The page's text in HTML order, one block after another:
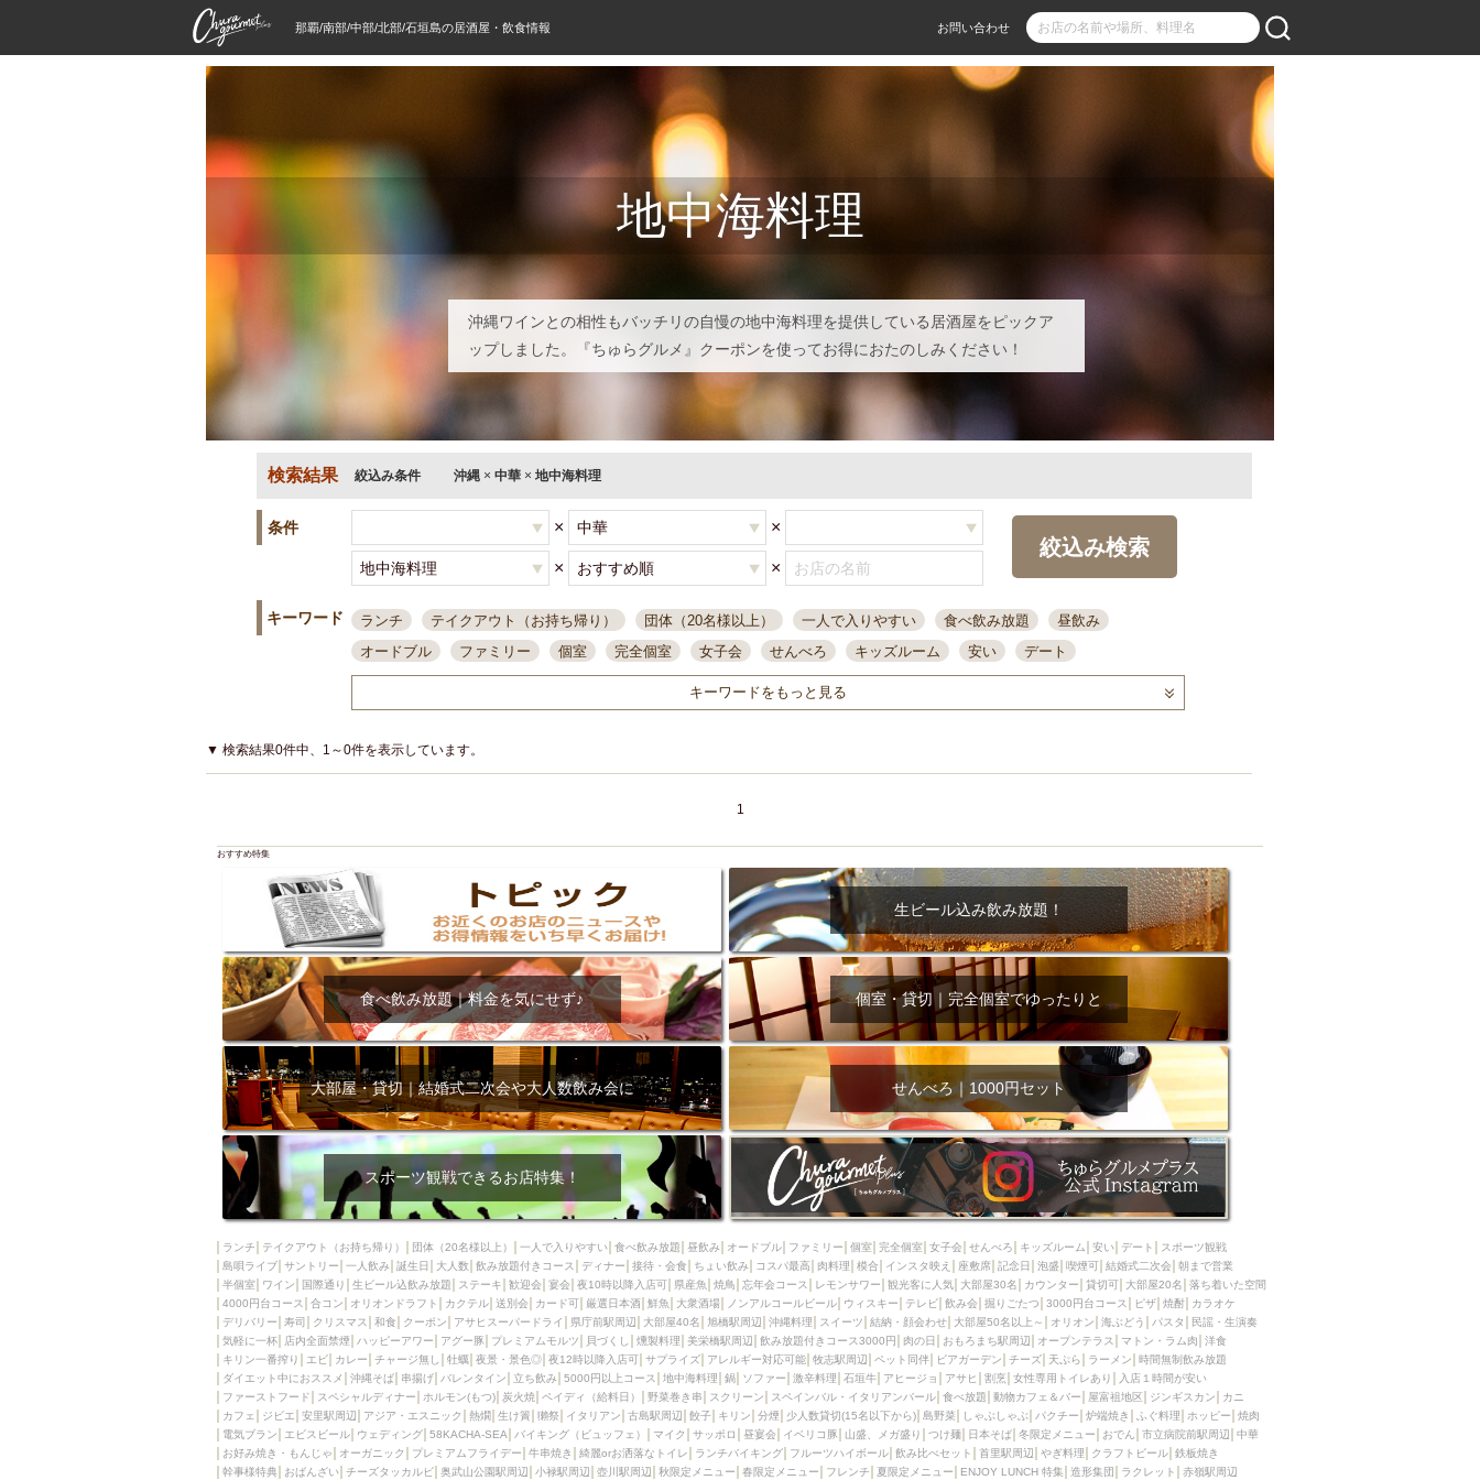
那覇/南部/中部/北部/石垣島の居酒屋・飲食情報 お問い合わせ
地中海料理
沖縄ワインとの相性もバッチリの自慢の地中海料理を提供している居酒屋をピックア
ップしました。『ちゅらグルメ』クーポンを使ってお得におたのしみください！
検索結果 絞込み条件 沖縄 × 中華 × 地中海料理
条件 × ×
× ×
絞込み検索
キーワード ランチ テイクアウト（お持ち帰り） 団体（20名様以上） 一人で入りやすい 食べ飲み放題
昼飲み
オードブル
ファミリー 個室 完全個室 女子会 せんべろ キッズルーム 安い
デート
一人飲み 誕生日 大人数
接待・会食
ちょい飲み コスパ最高 肉料理 模合 インスタ映え 座敷席 記念日 泡盛
喫煙可
結婚式二次会
夜10時以降入店可
県産魚 焼鳥 忘年会コース レモンサワー 観光客に人気 大部屋30名
カウンター
4000円台コース
デリバリー 寿司 クリスマス 和食
クーポン
アサヒスーパードライ
県庁前駅周辺 旭橋駅周辺 沖縄料理 スイーツ
結納・顔会わせ
大部屋50名以上～
オリオン 海ぶどう 民謡・生演奏 気軽に一杯
店内全面禁煙
ハッピーアワー
アグー豚 プレミアムモルツ 貝づくし 燻製料理
美栄橋駅周辺
飲み放題付きコース3000円
肉の日 おもろまち駅周辺 オープンテラス マトン・ラム肉
洋食
キリン一番搾り
エビ カレー チャージ無し 牡蠣 夜景・景色◎ 夜12時以降入店可
サプライズ
アレルギー対応可能
牧志駅周辺 ペット同伴 ビアガーデン 天ぷら
時間無制飲み放題
ダイエット中におススメ
沖縄そば 串揚げ バレンタイン 立ち飲み 5000円以上コース 地中海料理
鍋
ソファー
激辛料理 石垣牛 アヒージョ アサヒ 割烹 女性専用トイレあり
入店１時間が安い
ファーストフード
スペシャルディナー ホルモン(もつ) 炭火焼 ペイディ（給料日）
野菜巻き串
スクリーン
スペインバル・イタリアンバール 食べ放題 動物カフェ＆バー 屋富祖地区
ジンギスカン
カニ
カフェ ジビエ 安里駅周辺 アジア・エスニック 熱燗 生け簀 獺祭 イタリアン
古島駅周辺
分煙 少人数貸切(15名以下から) しゃぶしゃぶ パクチー 炉端焼き
ふぐ料理
ホッピー
焼肉 電気ブラン エビスビール ウェディング 58KACHA-SEA
バイキング（ビュッフェ）
マイク
サッポロ 昼宴会 イベリコ豚 山盛、メガ盛り つけ麺 日本そば 冬限定メニュー
おでん
市立病院前駅周辺
中華 お好み焼き・もんじゃ オーガニック プレミアムフライデー
牛串焼き
綺麗orお洒落なトイレ
ランチバイキング フルーツハイボール 飲み比べセット 首里駅周辺
やぎ料理
クラフトビール
鉄板焼き 幹事様特典 おばんざい チーズタッカルビ 奥武山公園駅周辺
小禄駅周辺
壺川駅周辺
秋限定メニュー 春限定メニュー フレンチ 夏限定メニュー ENJOY LUNCH 特集
造形集団
ラクレット
赤嶺駅周辺 シードル 那覇空港駅周辺 儀保駅周辺
キーワードをもっと見る
▼ 検索結果0件中、1～0件を表示しています。
1
おすすめ特集
生ビール込み飲み放題！
食べ飲み放題｜料金を気にせず♪ 個室・貸切｜完全個室でゆったりと
大部屋・貸切｜結婚式二次会や大人数飲み会に せんべろ｜1000円セット
スポーツ観戦できるお店特集！
ランチ テイクアウト（お持ち帰り） 団体（20名様以上） 一人で入りやすい 食べ飲み放題 昼飲み オードブル ファミリー 個室 完全個室 女子会 せんべろ キッズルーム 安い デート
スポーツ観戦
島唄ライブ サントリー 一人飲み 誕生日 大人数 飲み放題付きコース ディナー 接待・会食 ちょい飲み コスパ最高 肉料理 模合 インスタ映え 座敷席 記念日 泡盛 喫煙可 結婚式二次会 朝まで営業
半個室
ワイン 国際通り 生ビール込飲み放題 ステーキ 歓迎会 宴会 夜10時以降入店可 県産魚 焼鳥 忘年会コース レモンサワー 観光客に人気 大部屋30名 カウンター 貸切可 大部屋20名
落ち着いた空間
4000円台コース
合コン オリオンドラフト カクテル 送別会 カード可 厳選日本酒 鮮魚 大衆酒場 ノンアルコールビール ウィスキー テレビ 飲み会 掘りごたつ 3000円台コース ピザ 焼酎
カラオケ
デリバリー
寿司 クリスマス 和食 クーポン アサヒスーパードライ 県庁前駅周辺 大部屋40名 旭橋駅周辺 沖縄料理 スイーツ 結納・顔会わせ 大部屋50名以上～ オリオン 海ぶどう パスタ
民謡・生演奏
気軽に一杯
店内全面禁煙 ハッピーアワー アグー豚 プレミアムモルツ 貝づくし 燻製料理 美栄橋駅周辺 飲み放題付きコース3000円 肉の日 おもろまち駅周辺 オープンテラス マトン・ラム肉
洋食
キリン一番搾り
エビ カレー チャージ無し 牡蠣 夜景・景色◎ 夜12時以降入店可 サプライズ アレルギー対応可能 牧志駅周辺 ペット同伴 ビアガーデン チーズ 天ぷら ラーメン
時間無制飲み放題
ダイエット中におススメ
沖縄そば 串揚げ バレンタイン 立ち飲み 5000円以上コース 地中海料理 鍋 ソファー 激辛料理 石垣牛 アヒージョ アサヒ 割烹 女性専用トイレあり
入店１時間が安い
ファーストフード
スペシャルディナー ホルモン(もつ) 炭火焼 ペイディ（給料日） 野菜巻き串 スクリーン スペインバル・イタリアンバール 食べ放題 動物カフェ＆バー 屋富祖地区 ジンギスカン
カニ
カフェ
ジビエ 安里駅周辺 アジア・エスニック 熱燗 生け簀 獺祭 イタリアン 古島駅周辺 餃子 キリン 分煙 少人数貸切(15名以下から) 島野菜 しゃぶしゃぶ パクチー 炉端焼き ふぐ料理 ホッピー
焼肉
電気ブラン
エビスビール ウェディング 58KACHA-SEA バイキング（ビュッフェ） マイク サッポロ 昼宴会 イベリコ豚 山盛、メガ盛り つけ麺 日本そば 冬限定メニュー おでん 市立病院前駅周辺
中華
お好み焼き・もんじゃ
オーガニック プレミアムフライデー 牛串焼き 綺麗orお洒落なトイレ ランチバイキング フルーツハイボール 飲み比べセット 首里駅周辺 やぎ料理 クラフトビール 鉄板焼き
幹事様特典
おばんざい チーズタッカルビ 奥武山公園駅周辺 小禄駅周辺 壺川駅周辺 秋限定メニュー 春限定メニュー フレンチ 夏限定メニュー ENJOY LUNCH 特集 造形集団 ラクレット 赤嶺駅周辺